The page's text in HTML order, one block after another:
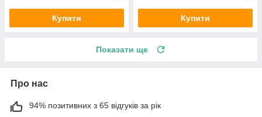
Купити Купити
Показати ще
Про нас
94% позитивних з 65 відгуків за рік